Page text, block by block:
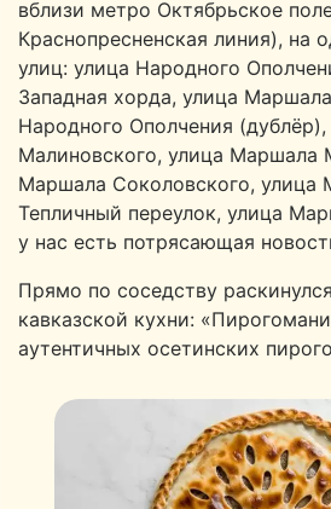
вблизи метро Октябрьское
Краснопресненская линия), на
улиц: улица Народного
Западная хорда, улица
Народного Ополчения
Малиновского, улица Маршала
Маршала Соколовского, улица
Тепличный переулок, улица
у нас есть потрясающая
Прямо по соседству
кавказской кухни:
аутентичных осетинских